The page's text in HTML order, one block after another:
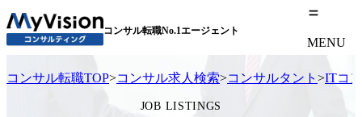
コンサル転職No.1エージェント
MENU
コンサル転職TOP>コンサル求人検索>コンサルタント >ITコ
JOB LISTINGS